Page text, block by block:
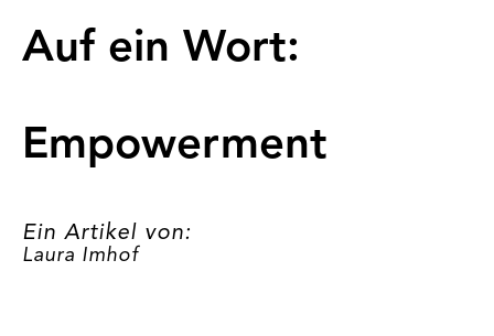
Auf ein Wort:
Empowerment
Ein Artikel von:
Laura Imhof